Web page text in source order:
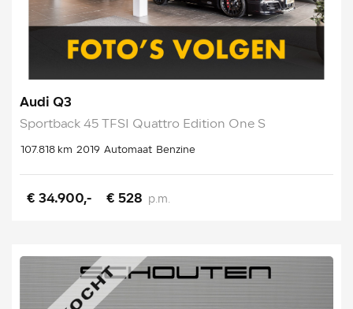
Audi Q3
Sportback 45 TFSI Quattro Edition One S
107.818 km 2019 Automaat Benzine
€ 34.900,- € 528 p.m.